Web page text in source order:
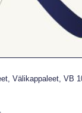
, Välikappaleet, VB